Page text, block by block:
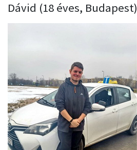
Dávid (18 éves, Budapest)